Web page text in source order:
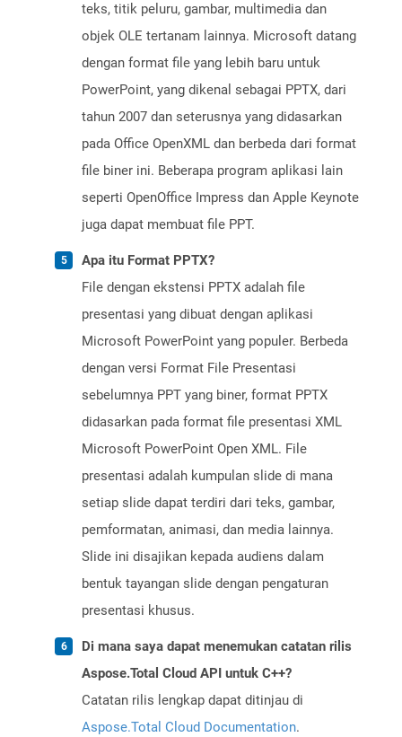
teks, titik peluru, gambar, multimedia dan
objek OLE tertanam lainnya. Microsoft datang
dengan format file yang lebih baru untuk
PowerPoint, yang dikenal sebagai PPTX, dari
tahun 2007 dan seterusnya yang didasarkan
pada Office OpenXML dan berbeda dari format
file biner ini. Beberapa program aplikasi lain
seperti OpenOffice Impress dan Apple Keynote
juga dapat membuat file PPT.
Apa itu Format PPTX?
File dengan ekstensi PPTX adalah file
presentasi yang dibuat dengan aplikasi
Microsoft PowerPoint yang populer. Berbeda
dengan versi Format File Presentasi
sebelumnya PPT yang biner, format PPTX
didasarkan pada format file presentasi XML
Microsoft PowerPoint Open XML. File
presentasi adalah kumpulan slide di mana
setiap slide dapat terdiri dari teks, gambar,
pemformatan, animasi, dan media lainnya.
Slide ini disajikan kepada audiens dalam
bentuk tayangan slide dengan pengaturan
presentasi khusus.
Di mana saya dapat menemukan catatan rilis
Aspose.Total Cloud API untuk C++?
Catatan rilis lengkap dapat ditinjau di
Aspose.Total Cloud Documentation.